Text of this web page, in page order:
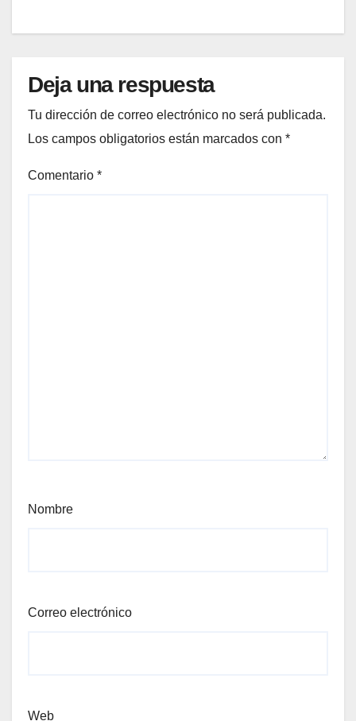
Deja una respuesta
Tu dirección de correo electrónico no será publicada.
Los campos obligatorios están marcados con *
Comentario *
Nombre
Correo electrónico
Web